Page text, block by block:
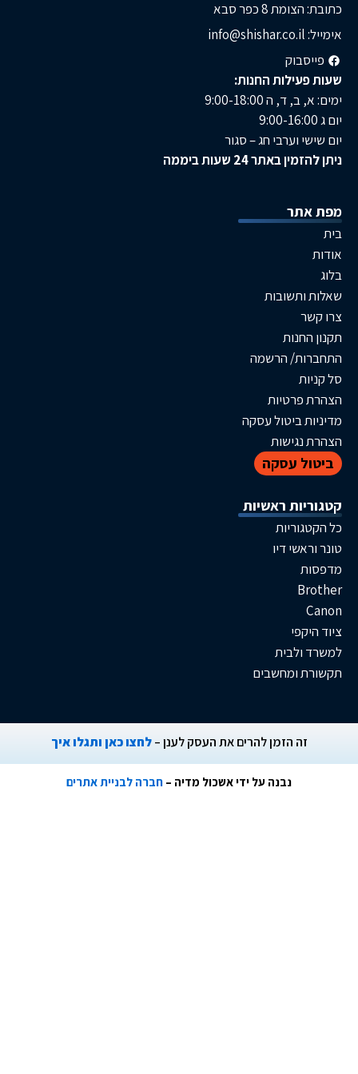
הרשמה
ביטול עסקה
עסקה
ראשיות
דיו
ומחשבים
8 כפר סבא
החנות:
ה 9:00-18:00
וערבי חג – סגור
24 שעות ביממה
הזמן להרים את העסק לענן –לחצו כאן ותגלו איך
נבנה על ידי אשכול מדיה –חברה לבניית אתרים